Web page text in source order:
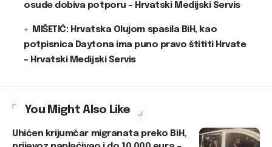
osude dobiva potporu – Hrvatski Medijski Servis
MIŠETIĆ: Hrvatska Olujom spasila BiH, kao
potpisnica Daytona ima puno pravo štititi Hrvate
– Hrvatski Medijski Servis
You Might Also Like
Uhićen krijumčar migranata preko BiH,